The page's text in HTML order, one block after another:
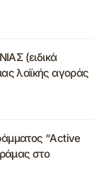
(ειδικά
λαϊκής αγοράς
“Active
στο